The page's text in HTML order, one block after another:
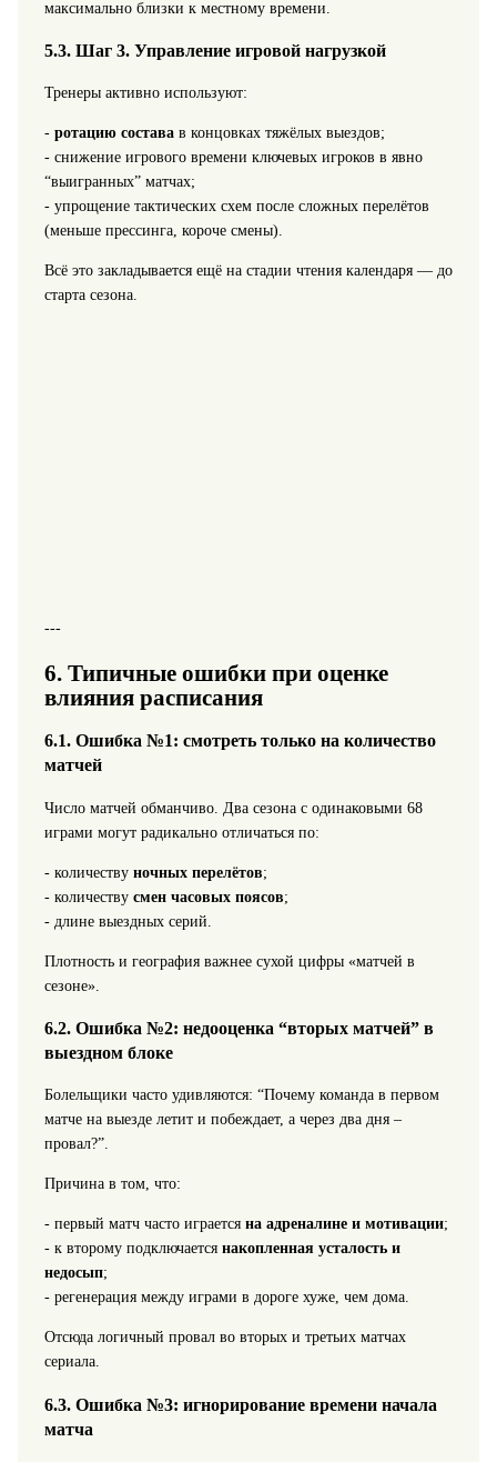
максимально близки к местному времени.
5.3. Шаг 3. Управление игровой нагрузкой
Тренеры активно используют:
- ротацию составав концовках тяжёлых выездов;
- снижение игрового времени ключевых игроков в явно
“выигранных” матчах;
- упрощение тактических схем после сложных перелётов
(меньше прессинга, короче смены).
Всё это закладывается ещё на стадии чтения календаря — до
старта сезона.
---
6. Типичные ошибки при оценке
влияния расписания
6.1. Ошибка №1: смотреть только на количество
матчей
Число матчей обманчиво. Два сезона с одинаковыми 68
играми могут радикально отличаться по:
- количеству ночных перелётов;
- количеству смен часовых поясов;
- длине выездных серий.
Плотность и география важнее сухой цифры «матчей в
сезоне».
6.2. Ошибка №2: недооценка “вторых матчей” в
выездном блоке
Болельщики часто удивляются: “Почему команда в первом
матче на выезде летит и побеждает, а через два дня –
провал?”.
Причина в том, что:
- первый матч часто играется на адреналине и мотивации;
- к второму подключается накопленная усталость и
недосып;
- регенерация между играми в дороге хуже, чем дома.
Отсюда логичный провал во вторых и третьих матчах
сериала.
6.3. Ошибка №3: игнорирование времени начала
матча